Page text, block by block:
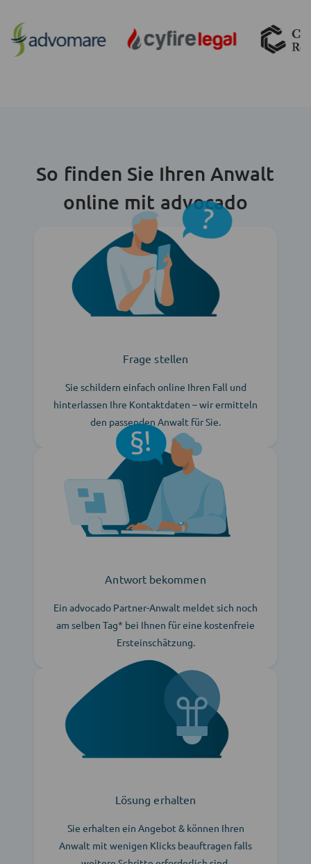
So finden Sie Ihren Anwalt
online mit advocado
Frage stellen
Sie schildern einfach online Ihren Fall und
hinterlassen Ihre Kontaktdaten – wir ermitteln
den passenden Anwalt für Sie.
Antwort bekommen
Ein advocado Partner-Anwalt meldet sich noch
am selben Tag* bei Ihnen für eine kostenfreie
Ersteinschätzung.
Lösung erhalten
Sie erhalten ein Angebot & können Ihren
Anwalt mit wenigen Klicks beauftragen falls